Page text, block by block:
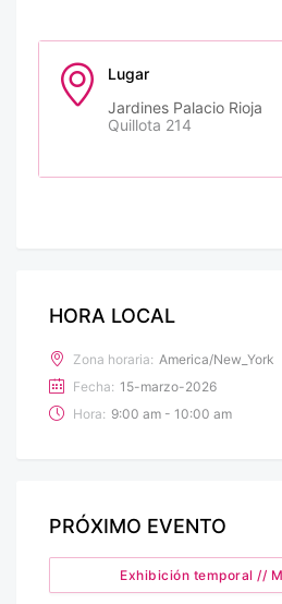
Lugar
Jardines Palacio Rioja
Quillota 214
HORA LOCAL
Zona horaria: America/New_York
Fecha: 15-marzo-2026
Hora: 9:00 am - 10:00 am
PRÓXIMO EVENTO
Exhibición temporal //